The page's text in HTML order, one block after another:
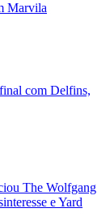
Marvila
com Delfins,
The Wolfgang
e Yard